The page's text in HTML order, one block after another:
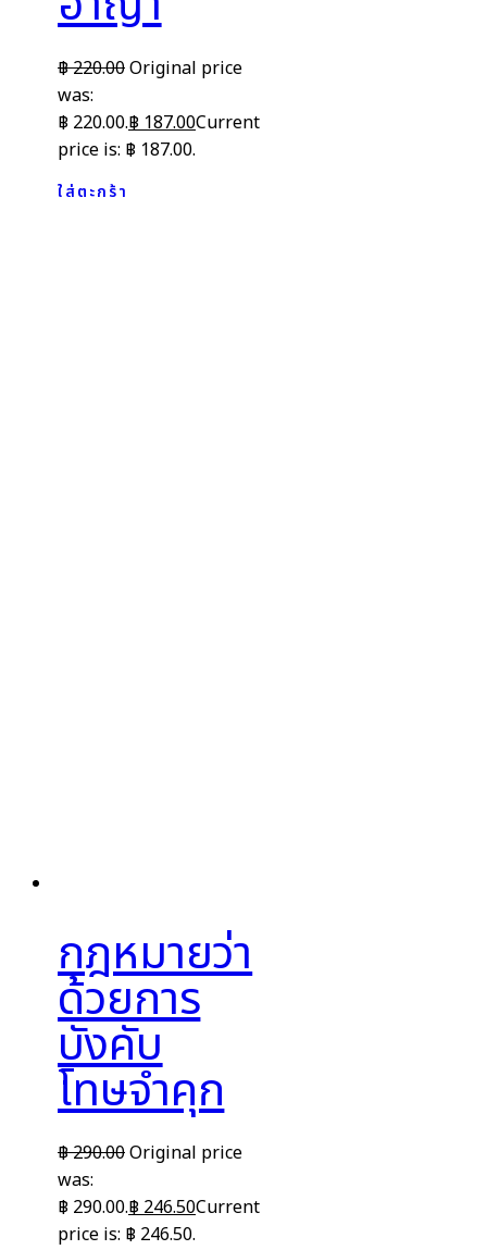
฿220.00Original price
was:
฿ 220.00.฿ 187.00Current
price is: ฿ 187.00.
ใส่ตะกร้า
กฎหมายว่า
ด้วยการ
บังคับ
โทษจำคุก
฿290.00Original price
was:
฿ 290.00.฿246.50Current
price is: ฿ 246.50.